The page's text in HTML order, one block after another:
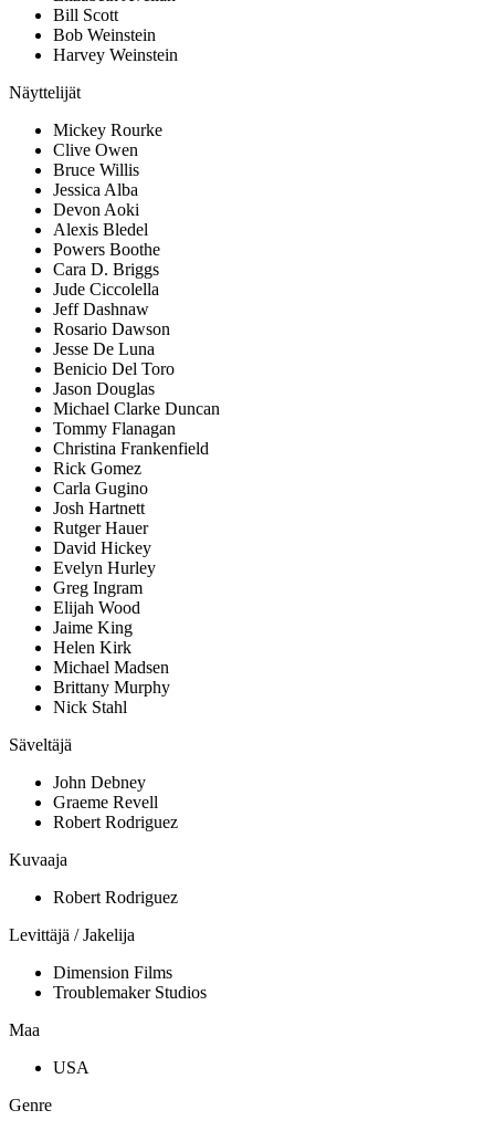
Bill Scott
Bob Weinstein
Harvey Weinstein
Näyttelijät
Mickey Rourke
Clive Owen
Bruce Willis
Jessica Alba
Devon Aoki
Alexis Bledel
Powers Boothe
Cara D. Briggs
Jude Ciccolella
Jeff Dashnaw
Rosario Dawson
Jesse De Luna
Benicio Del Toro
Jason Douglas
Michael Clarke Duncan
Tommy Flanagan
Christina Frankenfield
Rick Gomez
Carla Gugino
Josh Hartnett
Rutger Hauer
David Hickey
Evelyn Hurley
Greg Ingram
Elijah Wood
Jaime King
Helen Kirk
Michael Madsen
Brittany Murphy
Nick Stahl
Säveltäjä
John Debney
Graeme Revell
Robert Rodriguez
Kuvaaja
Robert Rodriguez
Levittäjä / Jakelija
Dimension Films
Troublemaker Studios
Maa
USA
Genre